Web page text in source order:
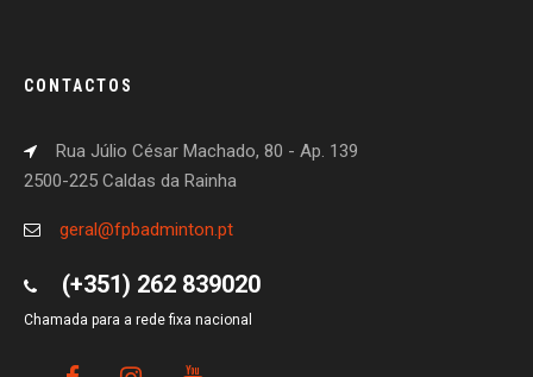
CONTACTOS
Rua Júlio César Machado, 80 - Ap. 139
2500-225 Caldas da Rainha
geral@fpbadminton.pt
(+351) 262 839020
Chamada para a rede fixa nacional